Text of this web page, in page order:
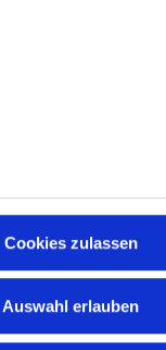
Cookies zulassen
Auswahl erlauben
& Co. KG mit
Zugang zu
zu geben.